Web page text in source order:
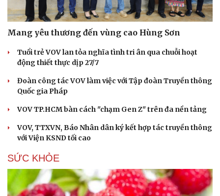
Mang yêu thương đến vùng cao Hùng Sơn
Tuổi trẻ VOV lan tỏa nghĩa tình tri ân qua chuỗi hoạt
động thiết thực dịp 27/7
Đoàn công tác VOV làm việc với Tập đoàn Truyền thông
Quốc gia Pháp
VOV TP.HCM bàn cách "chạm Gen Z" trên đa nền tảng
VOV, TTXVN, Báo Nhân dân ký kết hợp tác truyền thông
với Viện KSND tối cao
SỨC KHỎE